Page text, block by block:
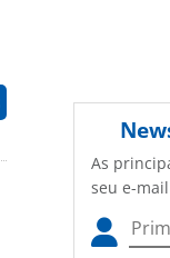
As
seu e-mail